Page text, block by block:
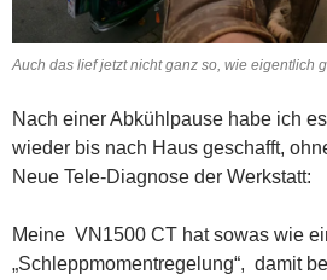
Auch das lief jetzt nicht ganz so, wie eigentlich
Nach einer Abkühlpause habe ich
wieder bis nach Haus geschafft,
Neue Tele-Diagnose der Werkstatt:
Meine VN1500 CT hat sowas wie
„Schleppmomentregelung“, damit